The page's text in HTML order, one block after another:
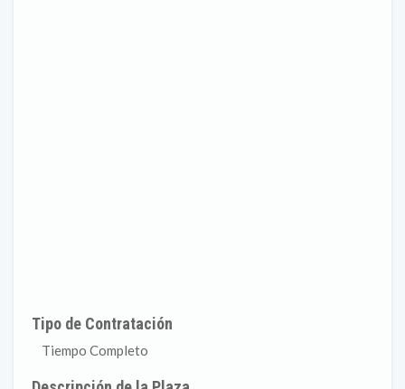
Tipo de Contratación
Tiempo Completo